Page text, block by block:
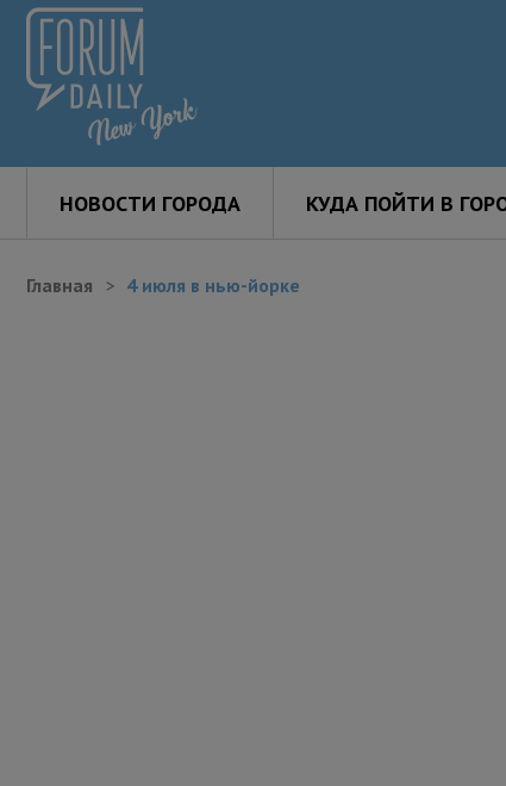
НОВОСТИ ГОРОДА КУДА ПОЙТИ В
Главная 4 июля в нью-йорке